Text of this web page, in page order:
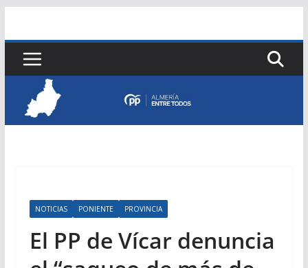
contenido
NOTICIAS PONIENTE PROVINCIA
El PP de Vícar denuncia